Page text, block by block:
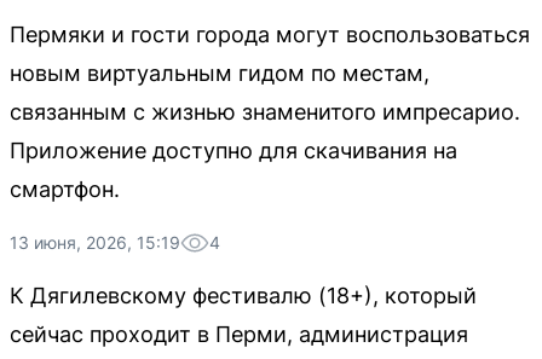
Пермяки и гости города могут воспользоваться
новым виртуальным гидом по местам,
связанным с жизнью знаменитого импресарио.
Приложение доступно для скачивания на
смартфон.
13 июня, 2026, 15:19 4
К Дягилевскому фестивалю (18+), который
сейчас проходит в Перми, администрация